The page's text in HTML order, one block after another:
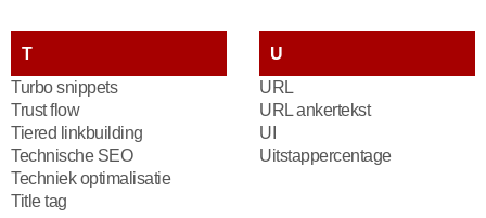
T
Turbo snippets
Trust flow
Tiered linkbuilding
Technische SEO
Techniek optimalisatie
Title tag
U
URL
URL ankertekst
UI
Uitstappercentage